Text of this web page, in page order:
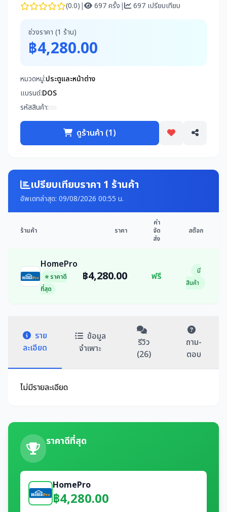
(0.0)| 697 ครั้ง| 697 เปรียบเทียบ
ช่วงราคา (1 ร้าน)
฿4,280.00
หมวดหมู่:ประตูและหน้าต่าง
แบรนด์:DOS
รหัสสินค้า:
ดูร้านค้า (1)
เปรียบเทียบราคา 1 ร้านค้า
อัพเดทล่าสุด: 09/08/2026 00:55 น.
ร้านค้า ราคา
ค่า
จัด
ส่ง
สต๊อก
HomePro
⭐ ราคาดี
ที่สุด
฿4,280.00 ฟรี
มี
สินค้า
ราย
ละเอียด
ข้อมูล
จำเพาะ
รีวิว
(26)
ถาม-
ตอบ
ไม่มีรายละเอียด
ราคาดีที่สุด
HomePro
฿4,280.00